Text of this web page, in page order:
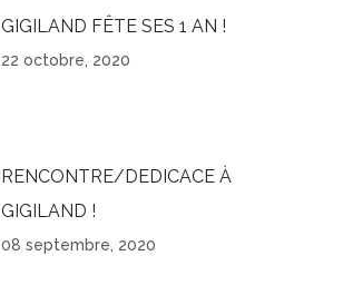
GIGILAND FÊTE SES 1 AN !
22 octobre, 2020
RENCONTRE/DEDICACE À
GIGILAND !
08 septembre, 2020